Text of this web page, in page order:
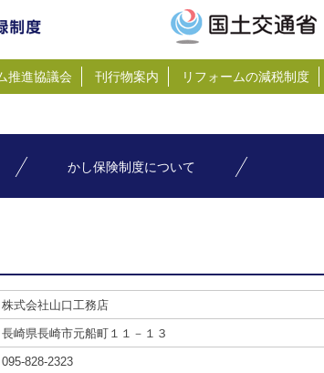
推進協議会 刊行物案内 リフォームの減税制度
かし保険制度について
株式会社山口工務店
長崎県長崎市元船町１１－１３
095-828-2323